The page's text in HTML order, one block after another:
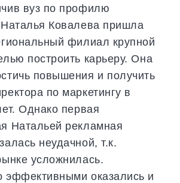
вуз по профилю
Наталья Ковалева пришла
филиал крупной
построить карьеру. Она
повышения и получить
по маркетингу в
Однако первая
Натальей рекламная
неудачной, т.к.
усложнилась.
эффективными оказались и